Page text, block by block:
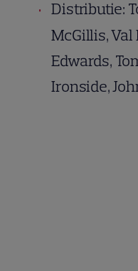
Distributie:
McGillis,
Edwards,
Ironside,